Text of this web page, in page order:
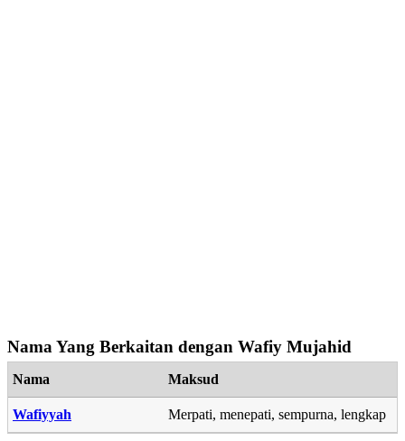
Nama Yang Berkaitan dengan Wafiy Mujahid
Nama Maksud
Wafiyyah Merpati, menepati, sempurna, lengkap